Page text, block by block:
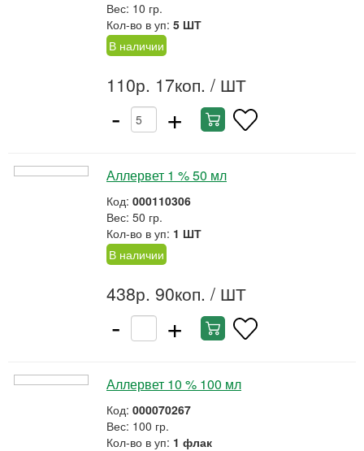
Вес: 10 гр.
Кол-во в уп: 5 ШТ
В наличии
110р. 17коп. / ШТ
- +
Аллервет 1 % 50 мл
Код: 000110306
Вес: 50 гр.
Кол-во в уп: 1 ШТ
В наличии
438р. 90коп. / ШТ
- +
Аллервет 10 % 100 мл
Код: 000070267
Вес: 100 гр.
Кол-во в уп: 1 флак